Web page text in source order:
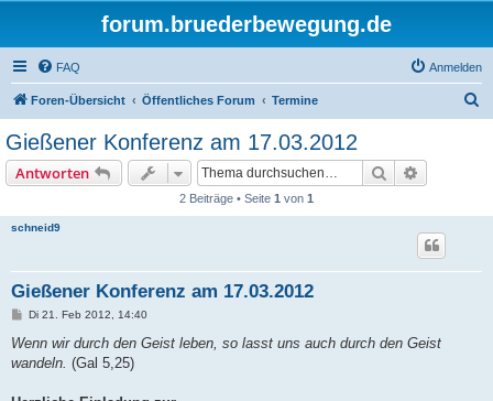
forum.bruederbewegung.de
FAQ Anmelden
Foren-Übersicht Öffentliches Forum Termine
Gießener Konferenz am 17.03.2012
Antworten Suche
2 Beiträge • Seite 1 von 1
schneid9
Gießener Konferenz am 17.03.2012
B
i
r
Di 21. Feb 2012, 14:40
Wenn wir durch den Geist leben, so lasst uns auch durch den Geist
wandeln. (Gal 5,25)